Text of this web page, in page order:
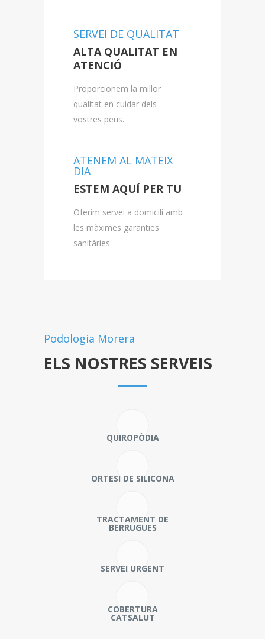
SERVEI DE QUALITAT
ALTA QUALITAT EN
ATENCIÓ
Proporcionem la millor
qualitat en cuidar dels
vostres peus.
ATENEM AL MATEIX
DIA
ESTEM AQUÍ PER TU
Oferim servei a domicili amb
les màximes garanties
sanitàries.
Podologia Morera
ELS NOSTRES SERVEIS
QUIROPÒDIA
ORTESI DE SILICONA
TRACTAMENT DE
BERRUGUES
SERVEI URGENT
COBERTURA
CATSALUT